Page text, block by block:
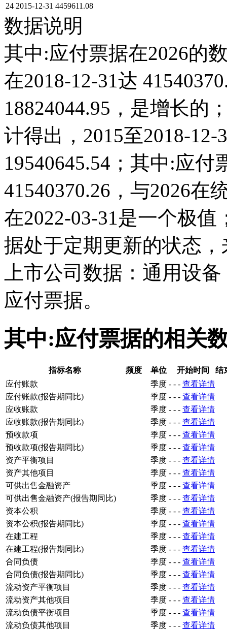
24 2015-12-31 4459611.08
数据说明
其中:应付票据在2026的
在2018-12-31达
18824044.95，是增长的
计得出，2015至2018-
19540645.54；其中:应付
41540370.26，与2026在
在2022-03-31是一个极
据处于定期更新的状态
上市公司数据：通用设
应付票据。
其中:应付票据的相关
指标名称 频度 单位 开始时间
结
应付账款
季度 - - - 查看详情
应付账款(报告期同比)
季度 - - - 查看详情
应收账款
季度 - - - 查看详情
应收账款(报告期同比)
季度 - - - 查看详情
预收款项
季度 - - - 查看详情
预收款项(报告期同比)
季度 - - - 查看详情
资产平衡项目
季度 - - - 查看详情
资产其他项目
季度 - - - 查看详情
可供出售金融资产
季度 - - - 查看详情
可供出售金融资产(报告期同比)
季度 - - - 查看详情
资本公积
季度 - - - 查看详情
资本公积(报告期同比)
季度 - - - 查看详情
在建工程
季度 - - - 查看详情
在建工程(报告期同比)
季度 - - - 查看详情
合同负债
季度 - - - 查看详情
合同负债(报告期同比)
季度 - - - 查看详情
流动资产平衡项目
季度 - - - 查看详情
流动资产其他项目
季度 - - - 查看详情
流动负债平衡项目
季度 - - - 查看详情
流动负债其他项目
季度 - - - 查看详情